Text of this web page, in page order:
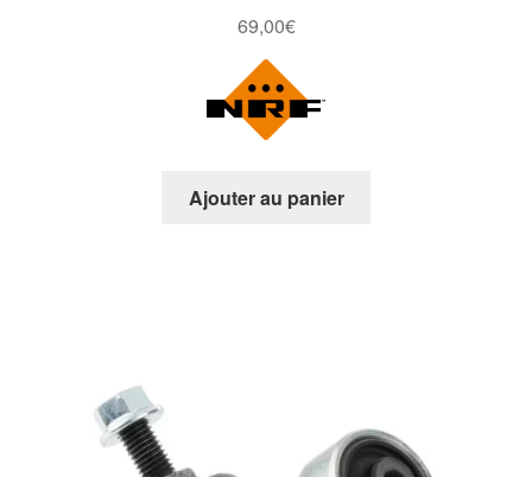
69,00€
Ajouter au panier